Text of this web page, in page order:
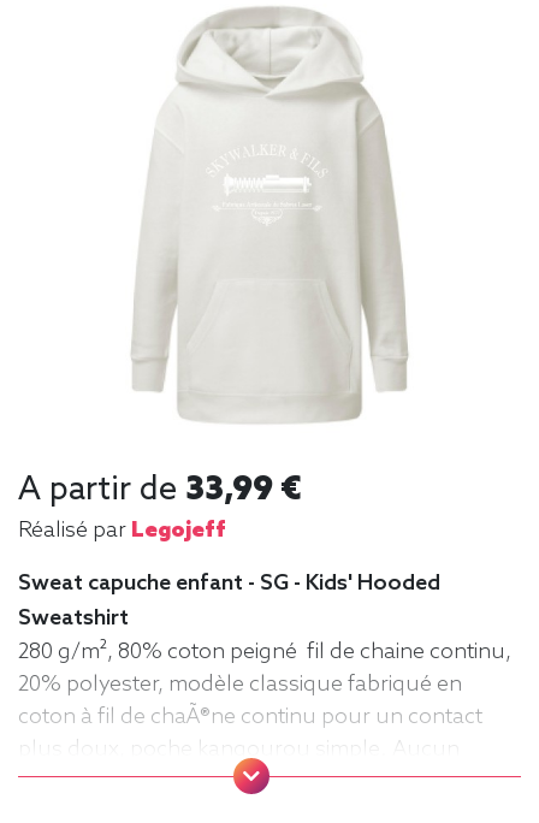
A partir de 33,99 €
Réalisé par Legojeff
Sweat capuche enfant - SG - Kids' Hooded
Sweatshirt
280 g/m², 80% coton peigné fil de chaine continu,
20% polyester, modèle classique fabriqué en
coton à fil de chaÃ®ne continu pour un contact
plus doux, poche kangourou simple. Aucun
cordon de serrage sur les modèles enfants. .